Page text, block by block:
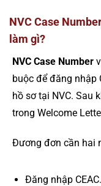
NVC Case
làm gì?
NVC Case Number
buộc để đăng nhập
hồ sơ tại NVC. Sau
trong Welcome
Đương đơn cần hai
Đăng nhập CEAC.